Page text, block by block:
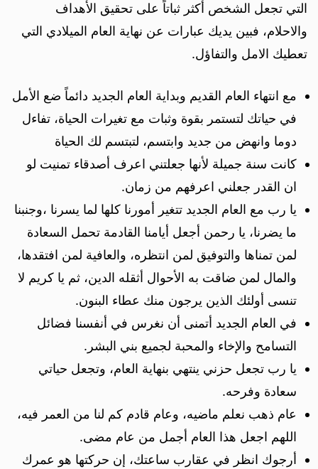
التي تجعل الشخص أكثر ثباتاً على تحقيق الأهداف
والاحلام، فبين يديك عبارات عن نهاية العام الميلادي التي
تعطيك الامل والتفاؤل.
مع انتهاء العام القديم وبداية العام الجديد دائماً ضع الأمل
في حياتك لتستمر بقوة وثبات مع تغيرات الحياة، تفاءل
دوما وانهض من جديد وابتسم، لتبتسم لك الحياة
كانت سنة جميلة لأنها جعلتني اعرف أصدقاء تمنيت لو
ان القدر جعلني اعرفهم من زمان.
يا رب مع العام الجديد تتغير أمورنا كلها لما يسرنا ،وجنبنا
ما يضرنا، يا رحمن أجعل أيامنا القادمة تحمل السعادة
لمن تمناها والتوفيق لمن انتظره، والعافية لمن افتقدها،
والمال لمن ضاقت به الأحوال أثقله الدين، ثم يا كريم لا
تنسى أولئك الذين يرجون منك عطاء البنون.
في العام الجديد أتمنى أن نغرس في أنفسنا فضائل
التسامح والإخاء والمحبة لجميع بني البشر.
يا رب تجعل حزني ينتهي بنهاية العام، وتجعل حياتي
سعادة وفرحه.
عام ذهب نعلم ماضيه، وعام قادم كم لنا من العمر فيه،
اللهم اجعل هذا العام أجمل من عام مضى.
أرجوك انظر في عقارب ساعتك، إن حركتها هو عمرك